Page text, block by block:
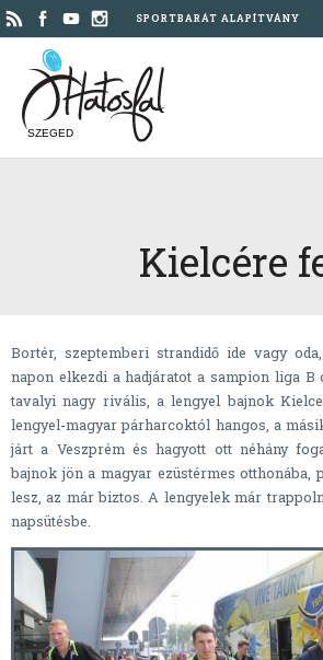
SPORTBARÁT ALAPÍTVÁNY
SZEGED
Kielcére
Bortér, szeptemberi strandidő ide vagy
napon elkezdi a hadjáratot a sampion liga B
tavalyi nagy rivális, a lengyel bajnok
lengyel-magyar párharcoktól hangos, a
járt a Veszprém és hagyott ott néhány
bajnok jön a magyar ezüstérmes otthonába,
lesz, az már biztos. A lengyelek már
napsütésbe.